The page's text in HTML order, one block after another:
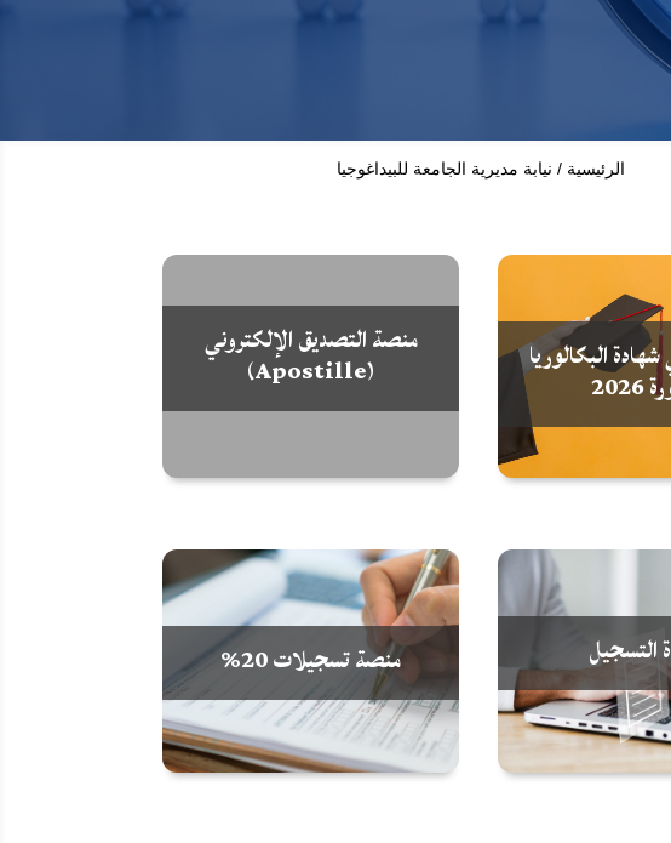
الرئيسية / نيابة مديرية الجامعة للبيداغوجيا
منصة التصديق الإلكتروني
(Apostille) البكالوريا
منصة تسجيلات 20% التسجيل